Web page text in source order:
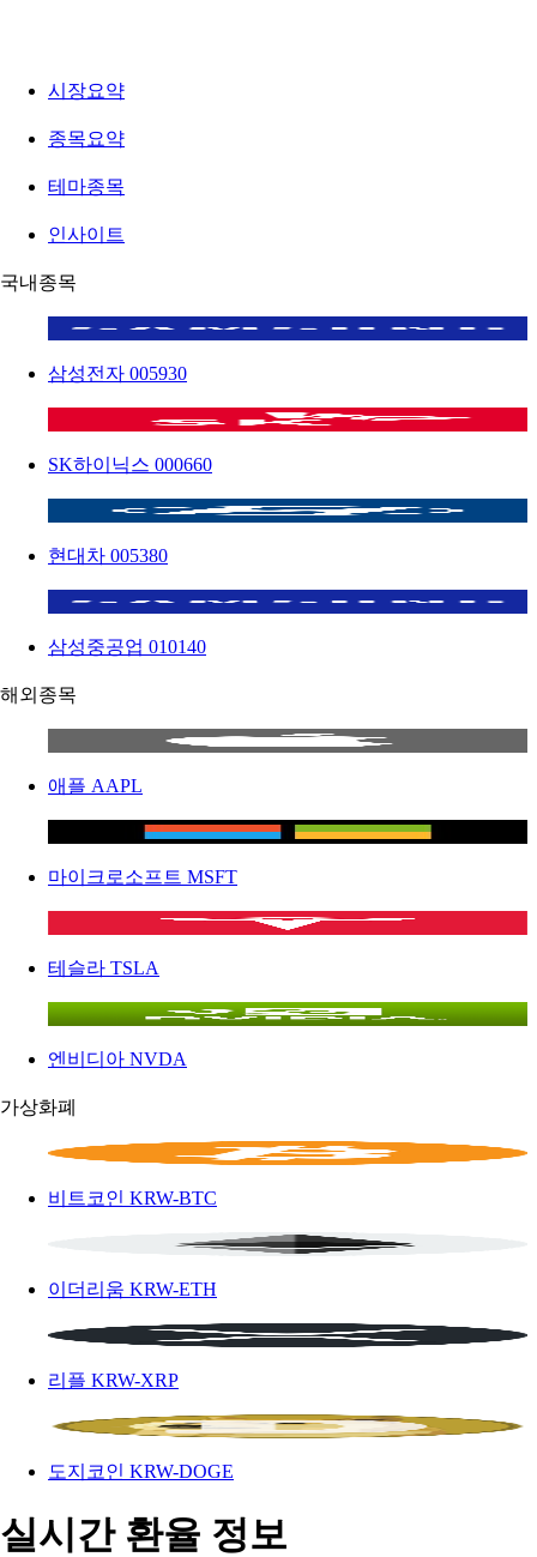
시장요약
종목요약
테마종목
인사이트
국내종목
삼성전자 005930
SK하이닉스 000660
현대차 005380
삼성중공업 010140
해외종목
애플 AAPL
마이크로소프트 MSFT
테슬라 TSLA
엔비디아 NVDA
가상화폐
비트코인 KRW-BTC
이더리움 KRW-ETH
리플 KRW-XRP
도지코인 KRW-DOGE
실시간 환율 정보